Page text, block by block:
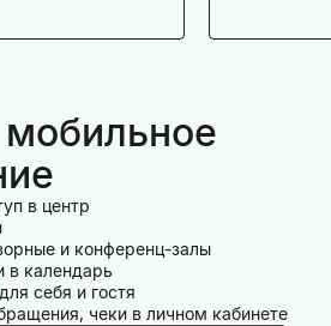
в центр
и конференц-залы
в календарь
себя и гостя
чеки в личном кабинете